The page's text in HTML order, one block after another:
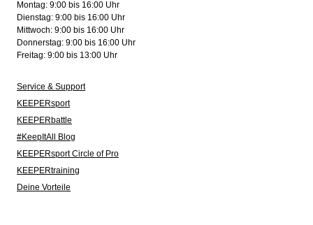
Montag: 9:00 bis 16:00 Uhr
Dienstag: 9:00 bis 16:00 Uhr
Mittwoch: 9:00 bis 16:00 Uhr
Donnerstag: 9:00 bis 16:00 Uhr
Freitag: 9:00 bis 13:00 Uhr
Service & Support
KEEPERsport
KEEPERbattle
#KeepItAll Blog
KEEPERsport Circle of Pro
KEEPERtraining
Deine Vorteile